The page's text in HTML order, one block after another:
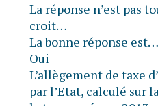
La réponse n’est pas
croit…
La bonne réponse est…
Oui
L’allègement de taxe
par l’Etat, calculé sur